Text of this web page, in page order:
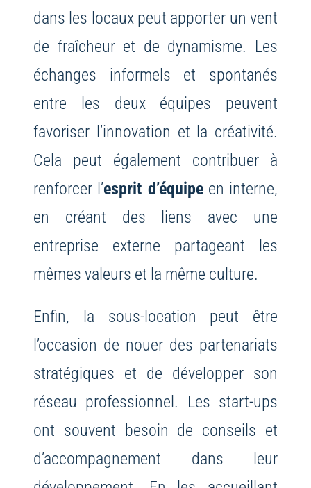
dans les locaux peut apporter un vent
de fraîcheur et de dynamisme. Les
échanges informels et spontanés
entre les deux équipes peuvent
favoriser l’innovation et la créativité.
Cela peut également contribuer à
renforcer l’esprit d’équipeen interne,
en créant des liens avec une
entreprise externe partageant les
mêmes valeurs et la même culture.
Enfin, la sous-location peut être
l’occasion de nouer des partenariats
stratégiques et de développer son
réseau professionnel. Les start-ups
ont souvent besoin de conseils et
d’accompagnement dans leur